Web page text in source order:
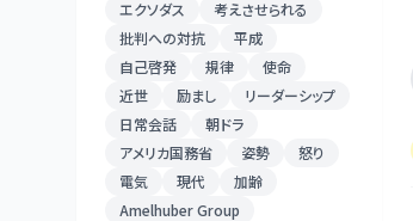
エクソダス
考えさせられる
批判への対抗
平成
自己啓発
規律
使命
近世
励まし
リーダーシップ
日常会話
朝ドラ
アメリカ国務省
姿勢
怒り
電気
現代
加齢
Amelhuber Group